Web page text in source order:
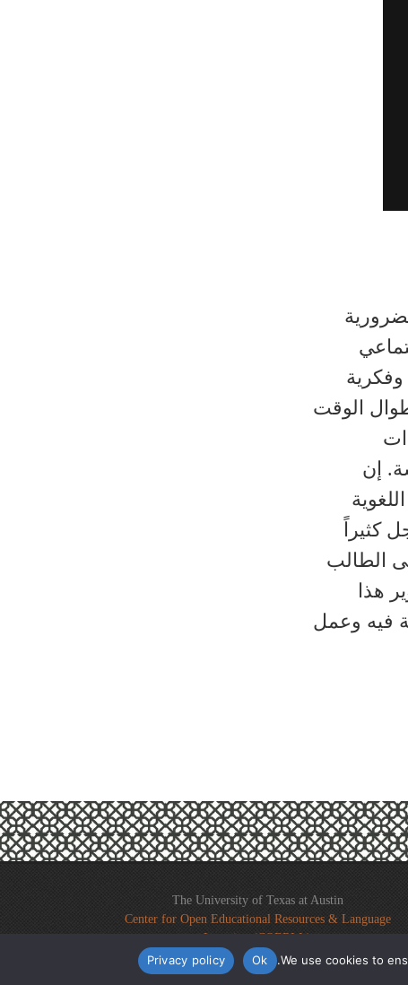
الوقت
إن
كثيراً
الطالب
هذا
فيه وعمل
The University of Texas at Austin
Center for Open Educational Resources & Language
Learning (COERLL)
We use cookies to
Ok
Privacy policy